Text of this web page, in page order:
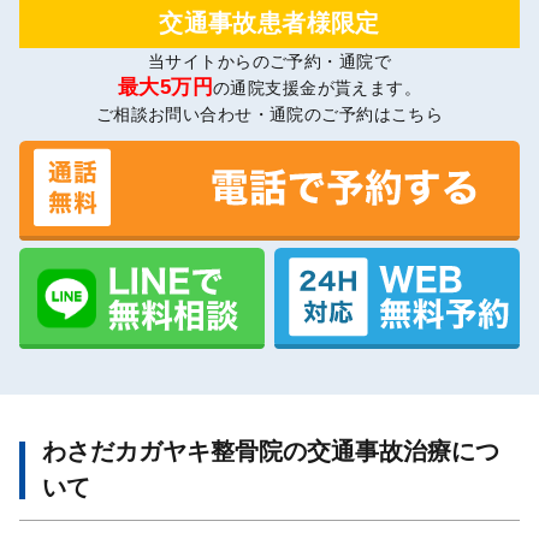
交通事故患者様限定
当サイトからのご予約・通院で
最大5万円の通院支援金が貰えます。
ご相談お問い合わせ・通院のご予約はこちら
わさだカガヤキ整骨院の交通事故治療につ
いて